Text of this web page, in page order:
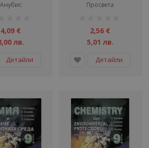
Анубис
4,09 €
лв.
Детайли
Просвета
2,56 €
5,01 лв.
Детайли